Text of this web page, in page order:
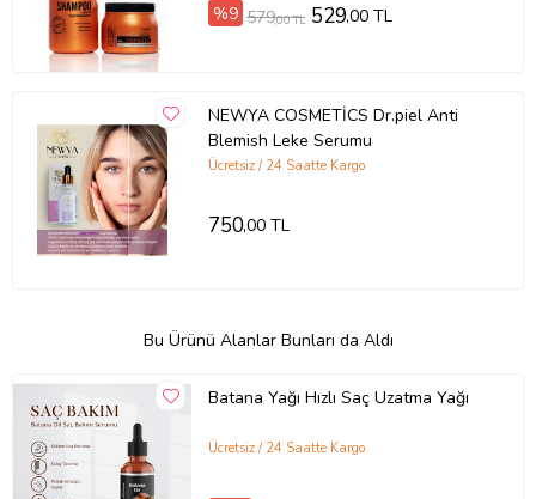
%9 579,00 TL 529,00 TL
NEWYA COSMETİCS Dr.piel Anti
Blemish Leke Serumu
Ücretsiz / 24 Saatte Kargo
750,00 TL
Bu Ürünü Alanlar Bunları da Aldı
Batana Yağı Hızlı Saç Uzatma Yağı
Ücretsiz / 24 Saatte Kargo